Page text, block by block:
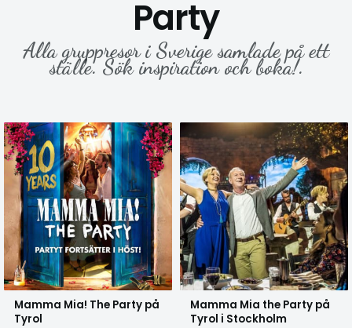
Party
Alla gruppresor i Sverige samlade på ett
ställe. Sök inspiration och boka!.
Mamma Mia! The Party på
Tyrol
Mamma Mia the Party på
Tyrol i Stockholm